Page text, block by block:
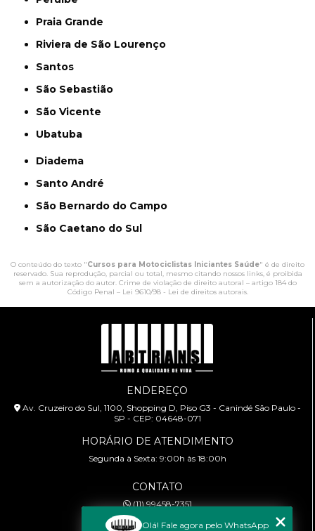
Praia Grande
Riviera de São Lourenço
Santos
São Sebastião
São Vicente
Ubatuba
Diadema
Santo André
São Bernardo do Campo
São Caetano do Sul
O conteúdo do texto "Cursos para Motociclistas Iniciantes Saúde" é de direito
reservado. Sua reprodução, parcial ou total, mesmo citando nossos links, é proibida
sem a autorização do autor. Crime de violação de direito autoral – artigo 184 do
Código Penal – Lei 9610/98 - Lei de direitos autorais.
ENDEREÇO
Av. Cruzeiro do Sul, 1100, Shopping D, Piso G3 - Canindé São Paulo -
SP - CEP: 04648-071
HORÁRIO DE ATENDIMENTO
Segunda à Sexta: 9:00h às 18:00h
CONTATO
(11) 99458-7351
cursoabtrans@gmail.com
Olá! Fale agora pelo WhatsApp